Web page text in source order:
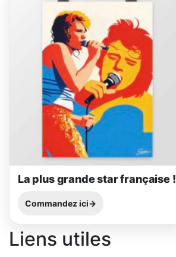
La plus grande star française !
Commandez ici
Liens utiles